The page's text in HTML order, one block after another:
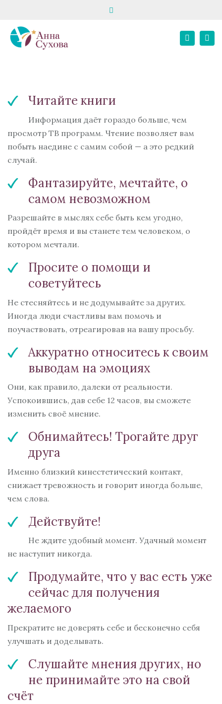
запись на консультацию
+7 916 195 82 80
школа «Твой психолог»
+7 967 068 02 21
Читайте книги
Информация даёт гораздо больше, чем
просмотр ТВ программ. Чтение позволяет вам
побыть наедине с самим собой — а это редкий
случай.
Фантазируйте, мечтайте, о
самом невозможном
Разрешайте в мыслях себе быть кем угодно,
пройдёт время и вы станете тем человеком, о
котором мечтали.
Просите о помощи и
советуйтесь
Не стесняйтесь и не додумывайте за других.
Иногда люди счастливы вам помочь и
поучаствовать, отреагировав на вашу просьбу.
Аккуратно относитесь к своим
выводам на эмоциях
Они, как правило, далеки от реальности.
Успокоившись, дав себе 12 часов, вы сможете
изменить своё мнение.
Обнимайтесь! Трогайте друг
друга
Именно близкий кинестетический контакт,
снижает тревожность и говорит иногда больше,
чем слова.
Действуйте!
Не ждите удобный момент. Удачный момент
не наступит никогда.
Продумайте, что у вас есть уже
сейчас для получения
желаемого
Прекратите не доверять себе и бесконечно себя
улучшать и доделывать.
Слушайте мнения других, но
не принимайте это на свой
счёт